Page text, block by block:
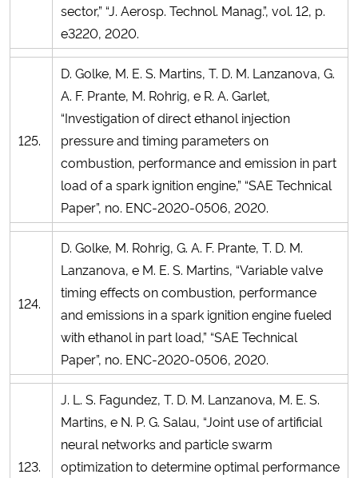
sector,” “J. Aerosp. Technol. Manag.”, vol. 12, p.
e3220, 2020.
125.
D. Golke, M. E. S. Martins, T. D. M. Lanzanova, G.
A. F. Prante, M. Rohrig, e R. A. Garlet,
“Investigation of direct ethanol injection
pressure and timing parameters on
combustion, performance and emission in part
load of a spark ignition engine,” “SAE Technical
Paper”, no. ENC-2020-0506, 2020.
124.
D. Golke, M. Rohrig, G. A. F. Prante, T. D. M.
Lanzanova, e M. E. S. Martins, “Variable valve
timing effects on combustion, performance
and emissions in a spark ignition engine fueled
with ethanol in part load,” “SAE Technical
Paper”, no. ENC-2020-0506, 2020.
123.
J. L. S. Fagundez, T. D. M. Lanzanova, M. E. S.
Martins, e N. P. G. Salau, “Joint use of artificial
neural networks and particle swarm
optimization to determine optimal performance